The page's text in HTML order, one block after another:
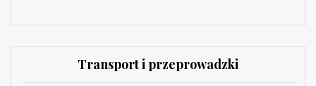
Transport i przeprowadzki